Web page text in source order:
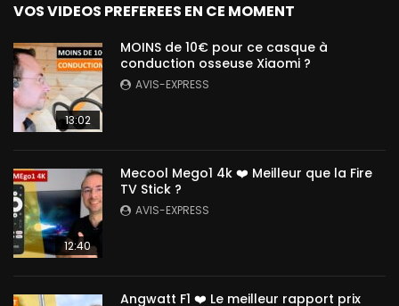
VOS VIDEOS PREFEREES EN CE MOMENT
13:02
MOINS de 10€ pour ce casque à
conduction osseuse Xiaomi ?
AVIS-EXPRESS
12:40
Mecool Mego1 4k ❤️ Meilleur que la Fire
TV Stick ?
AVIS-EXPRESS
Angwatt F1 ❤️ Le meilleur rapport prix